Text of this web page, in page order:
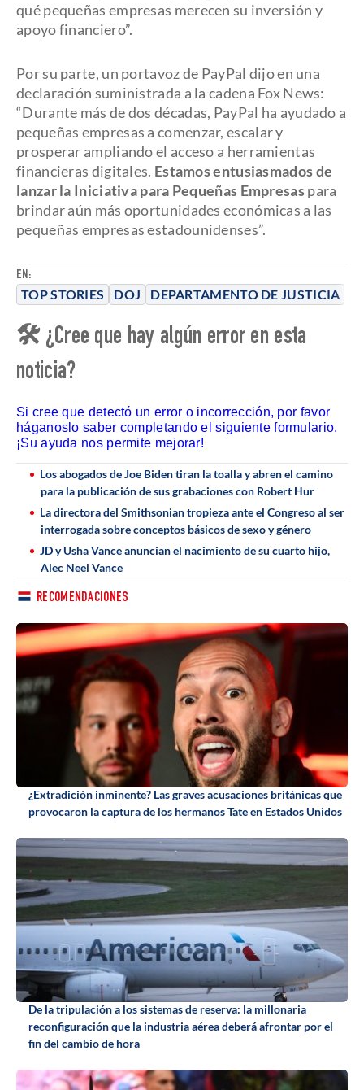
EN:
TOP STORIES DOJ DEPARTAMENTO DE JUSTICIA
qué pequeñas empresas merecen su inversión y
apoyo financiero”.
Por su parte, un portavoz de PayPal dijo en una
declaración suministrada a la cadena Fox News:
“Durante más de dos décadas, PayPal ha ayudado a
pequeñas empresas a comenzar, escalar y
prosperar ampliando el acceso a herramientas
financieras digitales. Estamos entusiasmados de
lanzar la Iniciativa para Pequeñas Empresaspara
brindar aún más oportunidades económicas a las
pequeñas empresas estadounidenses”.
🛠 ¿Cree que hay algún error en esta
noticia?
Si cree que detectó un error o incorrección, por favor
háganoslo saber completando el siguiente formulario.
¡Su ayuda nos permite mejorar!
Los abogados de Joe Biden tiran la toalla y abren el camino
para la publicación de sus grabaciones con Robert Hur
La directora del Smithsonian tropieza ante el Congreso al ser
interrogada sobre conceptos básicos de sexo y género
JD y Usha Vance anuncian el nacimiento de su cuarto hijo,
Alec Neel Vance
RECOMENDACIONES
¿Extradición inminente? Las graves acusaciones británicas que
provocaron la captura de los hermanos Tate en Estados Unidos
De la tripulación a los sistemas de reserva: la millonaria
reconfiguración que la industria aérea deberá afrontar por el
fin del cambio de hora